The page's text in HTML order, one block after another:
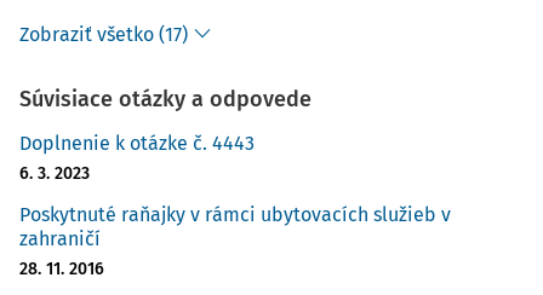
Zobraziť všetko (17)
Súvisiace otázky a odpovede
Doplnenie k otázke č. 4443
6. 3. 2023
Poskytnuté raňajky v rámci ubytovacích služieb v
zahraničí
28. 11. 2016